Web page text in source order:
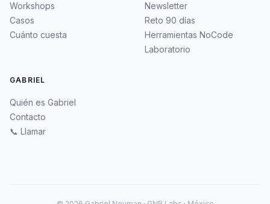
Workshops
Casos
Cuánto cuesta
Newsletter
Reto 90 días
Herramientas NoCode
Laboratorio
GABRIEL
Quién es Gabriel
Contacto
📞 Llamar